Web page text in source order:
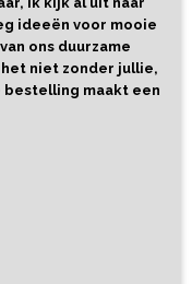
ideeën voor mooie
ons duurzame
niet zonder jullie,
maakt een